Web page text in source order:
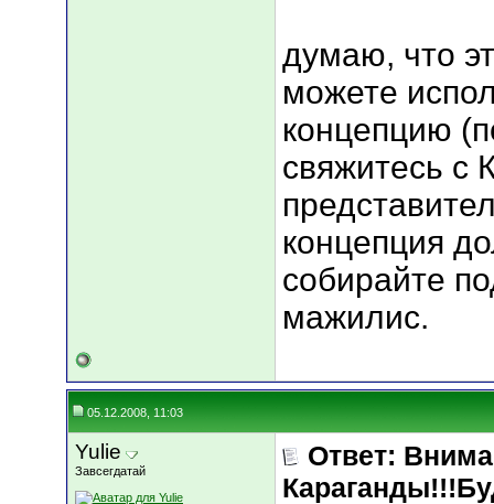
думаю, что
можете
концепцию
свяжитесь с
концепция
собирайте
мажилис.
05.12.2008, 11:03
Yulie
Завсегдатай
Ответ: